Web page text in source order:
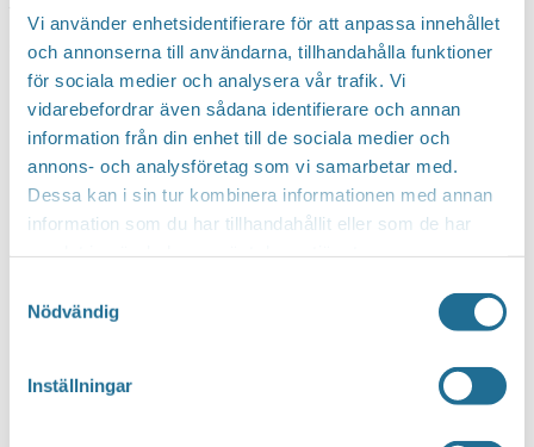
Vi använder enhetsidentifierare för att anpassa innehållet
och annonserna till användarna, tillhandahålla funktioner
för sociala medier och analysera vår trafik. Vi
vidarebefordrar även sådana identifierare och annan
information från din enhet till de sociala medier och
annons- och analysföretag som vi samarbetar med.
Dessa kan i sin tur kombinera informationen med annan
information som du har tillhandahållit eller som de har
Nödvändig
Inställningar
Välkommen att fira Mumin 80 år. Det blir dramatiserade
sagostunder, tipspromenad och pyssel. Ingen anmälan.